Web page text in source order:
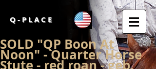
Q - P L A C E
SOLD "QP Boon At
Noon" - Quarter Horse
Stute - red roan - geb.